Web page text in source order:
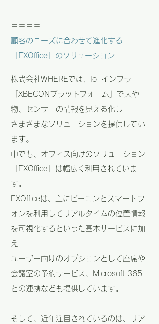
＝＝＝＝
顧客のニーズに合わせて進化する
「EXOffice」のソリューション
株式会社WHEREでは、IoTインフラ
「XBECONプラットフォーム」で人や
物、センサーの情報を見える化し
さまざまなソリューションを提供してい
ます。
中でも、オフィス向けのソリューション
「EXOffice」は幅広く利用されていま
す。
EXOfficeは、主にビーコンとスマートフ
ォンを利用してリアルタイムの位置情報
を可視化するといった基本サービスに加
え
ユーザー向けのオプションとして座席や
会議室の予約サービス、Microsoft 365
との連携なども提供しています。
そして、近年注目されているのは、リア